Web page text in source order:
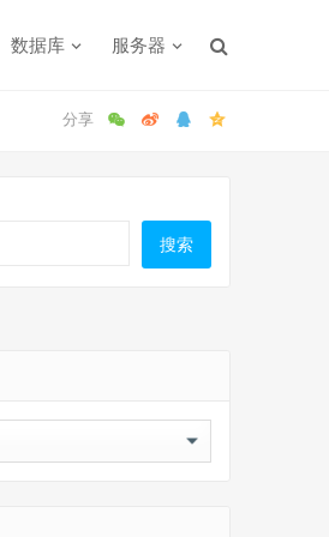
数据库 服务器
搜索